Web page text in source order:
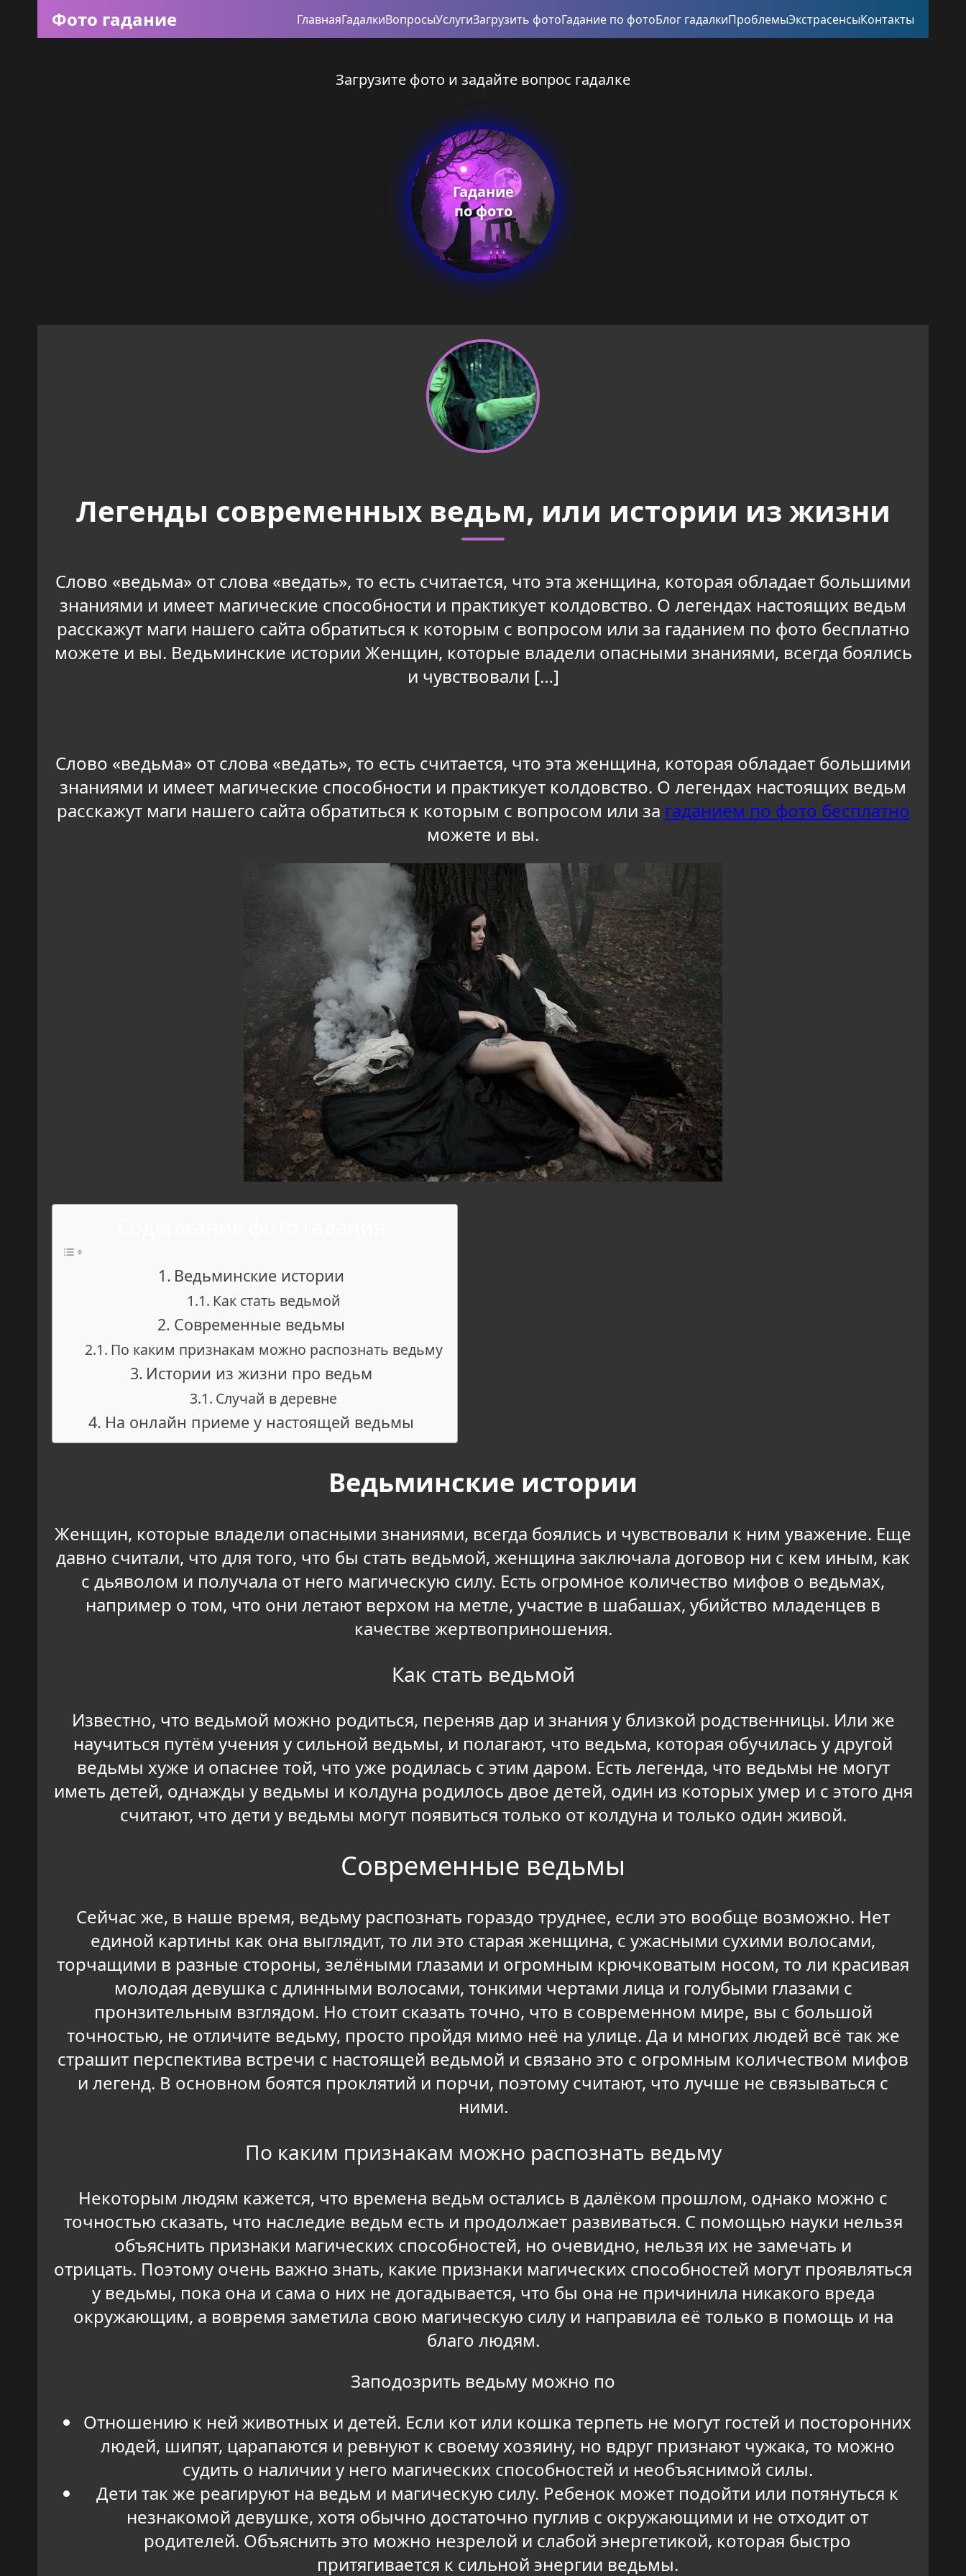
Фото гадание ГлавнаяГадалкиВопросыУслугиЗагрузить фотоГадание по фотоБлог гадалкиПроблемыЭкстрасенсыКонтакты
Загрузите фото и задайте вопрос гадалке
Гадание
по фото
Легенды современных ведьм, или истории из жизни
Слово «ведьма» от слова «ведать», то есть считается, что эта женщина, которая обладает большими
знаниями и имеет магические способности и практикует колдовство. О легендах настоящих ведьм
расскажут маги нашего сайта обратиться к которым с вопросом или за гаданием по фото бесплатно
можете и вы. Ведьминские истории Женщин, которые владели опасными знаниями, всегда боялись
и чувствовали […]
Слово «ведьма» от слова «ведать», то есть считается, что эта женщина, которая обладает большими
знаниями и имеет магические способности и практикует колдовство. О легендах настоящих ведьм
расскажут маги нашего сайта обратиться к которым с вопросом или за гаданием по фото бесплатно
можете и вы.
Ведьминские истории
Как стать ведьмой
Современные ведьмы
По каким признакам можно распознать ведьму
Истории из жизни про ведьм
Случай в деревне
На онлайн приеме у настоящей ведьмы
Ведьминские истории
Женщин, которые владели опасными знаниями, всегда боялись и чувствовали к ним уважение. Еще
давно считали, что для того, что бы стать ведьмой, женщина заключала договор ни с кем иным, как
с дьяволом и получала от него магическую силу. Есть огромное количество мифов о ведьмах,
например о том, что они летают верхом на метле, участие в шабашах, убийство младенцев в
качестве жертвоприношения.
Как стать ведьмой
Известно, что ведьмой можно родиться, переняв дар и знания у близкой родственницы. Или же
научиться путём учения у сильной ведьмы, и полагают, что ведьма, которая обучилась у другой
ведьмы хуже и опаснее той, что уже родилась с этим даром. Есть легенда, что ведьмы не могут
иметь детей, однажды у ведьмы и колдуна родилось двое детей, один из которых умер и с этого дня
считают, что дети у ведьмы могут появиться только от колдуна и только один живой.
Современные ведьмы
Сейчас же, в наше время, ведьму распознать гораздо труднее, если это вообще возможно. Нет
единой картины как она выглядит, то ли это старая женщина, с ужасными сухими волосами,
торчащими в разные стороны, зелёными глазами и огромным крючковатым носом, то ли красивая
молодая девушка с длинными волосами, тонкими чертами лица и голубыми глазами с
пронзительным взглядом. Но стоит сказать точно, что в современном мире, вы с большой
точностью, не отличите ведьму, просто пройдя мимо неё на улице. Да и многих людей всё так же
страшит перспектива встречи с настоящей ведьмой и связано это с огромным количеством мифов
и легенд. В основном боятся проклятий и порчи, поэтому считают, что лучше не связываться с
ними.
По каким признакам можно распознать ведьму
Некоторым людям кажется, что времена ведьм остались в далёком прошлом, однако можно с
точностью сказать, что наследие ведьм есть и продолжает развиваться. С помощью науки нельзя
объяснить признаки магических способностей, но очевидно, нельзя их не замечать и
отрицать. Поэтому очень важно знать, какие признаки магических способностей могут проявляться
у ведьмы, пока она и сама о них не догадывается, что бы она не причинила никакого вреда
окружающим, а вовремя заметила свою магическую силу и направила её только в помощь и на
благо людям.
Заподозрить ведьму можно по
Отношению к ней животных и детей. Если кот или кошка терпеть не могут гостей и посторонних
людей, шипят, царапаются и ревнуют к своему хозяину, но вдруг признают чужака, то можно
судить о наличии у него магических способностей и необъяснимой силы.
Дети так же реагируют на ведьм и магическую силу. Ребенок может подойти или потянуться к
незнакомой девушке, хотя обычно достаточно пуглив с окружающими и не отходит от
родителей. Объяснить это можно незрелой и слабой энергетикой, которая быстро
притягивается к сильной энергии ведьмы.